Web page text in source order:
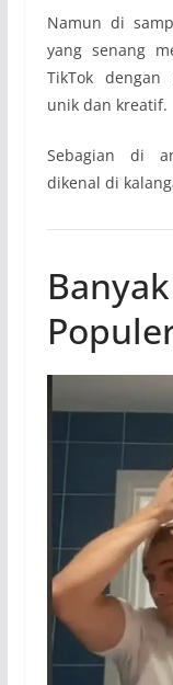
Namun di
yang senang
TikTok dengan
unik dan kreatif.
Sebagian di
dikenal di